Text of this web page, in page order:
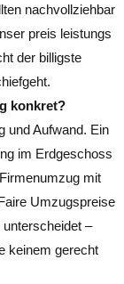
nachvollziehbar
preis leistungs
der billigste
konkret?
und Aufwand. Ein
im Erdgeschoss
mit
Umzugspreise
–
keinem gerecht